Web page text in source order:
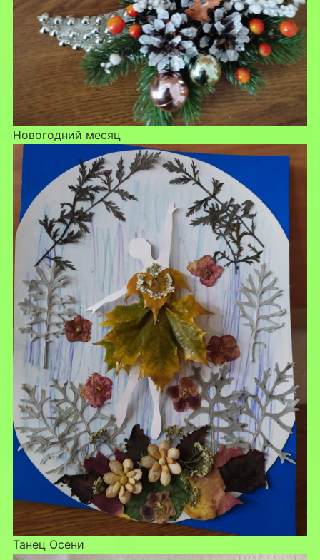
Новогодний месяц
Танец Осени